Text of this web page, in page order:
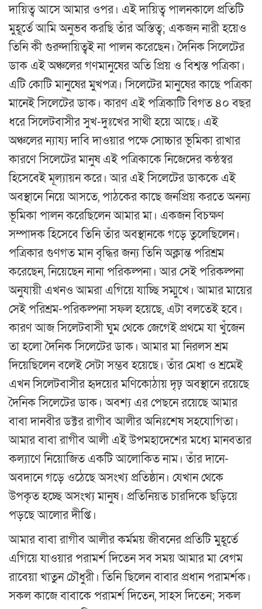
দায়িত্ব আসে আমার ওপর। এই দায়িত্ব পালনকালে প্রতিটি
মুহূর্তে আমি অনুভব করছি তাঁর অস্তিত্ব; একজন নারী হয়েও
তিনি কী গুরুদায়িত্বই না পালন করেছেন। দৈনিক সিলেটের
ডাক এই অঞ্চলের গণমানুষের অতি প্রিয় ও বিশ্বস্ত পত্রিকা।
এটি কোটি মানুষের মুখপত্র। সিলেটের মানুষের কাছে পত্রিকা
মানেই সিলেটের ডাক। কারণ এই পত্রিকাটি বিগত ৪০ বছর
ধরে সিলেটবাসীর সুখ-দুঃখের সাথী হয়ে আছে। এই
অঞ্চলের ন্যায্য দাবি দাওয়ার পক্ষে সোচ্চার ভূমিকা রাখার
কারণে সিলেটের মানুষ এই পত্রিকাকে নিজেদের কন্ঠস্বর
হিসেবেই মূল্যায়ন করে। আর এই সিলেটের ডাককে এই
অবস্থানে নিয়ে আসতে, পাঠকের কাছে জনপ্রিয় করতে অনন্য
ভূমিকা পালন করেছিলেন আমার মা। একজন বিচক্ষণ
সম্পাদক হিসেবে তিনি তাঁর অবস্থানকে গড়ে তুলেছিলেন।
পত্রিকার গুণগত মান বৃদ্ধির জন্য তিনি অক্লান্ত পরিশ্রম
করেছেন, নিয়েছেন নানা পরিকল্পনা। আর সেই পরিকল্পনা
অনুযায়ী এখনও আমরা এগিয়ে যাচ্ছি সম্মুখে। আমার মায়ের
সেই পরিশ্রম-পরিকল্পনা সফল হয়েছে, এটা বলতেই হবে।
কারণ আজ সিলেটবাসী ঘুম থেকে জেগেই প্রথমে যা খুঁজেন
তা হলো দৈনিক সিলেটের ডাক। আমার মা নিরলস শ্রম
দিয়েছিলেন বলেই সেটা সম্ভব হয়েছে। তাঁর মেধা ও শ্রমেই
এখন সিলেটবাসীর হৃদয়ের মণিকোঠায় দৃঢ় অবস্থানে রয়েছে
দৈনিক সিলেটের ডাক। অবশ্য এর পেছনে রয়েছে আমার
বাবা দানবীর ডক্টর রাগীব আলীর অনিঃশেষ সহযোগিতা।
আমার বাবা রাগীব আলী এই উপমহাদেশের মধ্যে মানবতার
কল্যাণে নিয়োজিত একটি আলোকিত নাম। তাঁর দানে-
অবদানে গড়ে ওঠেছে অসংখ্য প্রতিষ্ঠান। যেখান থেকে
উপকৃত হচ্ছে অসংখ্য মানুষ। প্রতিনিয়ত চারদিকে ছড়িয়ে
পড়ছে আলোর দীপ্তি।
আমার বাবা রাগীব আলীর কর্মময় জীবনের প্রতিটি মুহূর্তে
এগিয়ে যাওয়ার পরামর্শ দিতেন সব সময় আমার মা বেগম
রাবেয়া খাতুন চৌধুরী। তিনি ছিলেন বাবার প্রধান পরামর্শক।
সকল কাজে বাবাকে পরামর্শ দিতেন, সাহস দিতেন; সকল